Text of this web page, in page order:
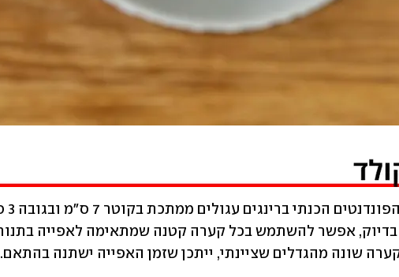
שונה מהגדלים שציינתי, ייתכן שזמן האפייה ישתנה בהתאם.